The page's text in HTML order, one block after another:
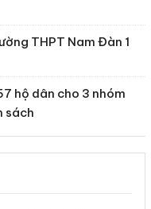
THPT Nam Đàn 1
hộ dân cho 3 nhóm
sách